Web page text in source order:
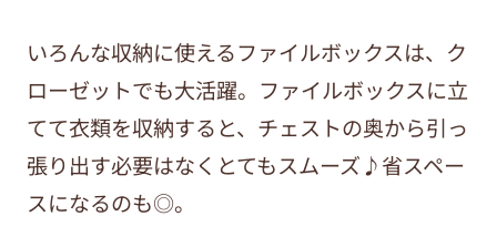
いろんな収納に使えるファイルボックスは、ク
ローゼットでも大活躍。ファイルボックスに立
てて衣類を収納すると、チェストの奥から引っ
張り出す必要はなくとてもスムーズ♪省スペー
スになるのも◎。